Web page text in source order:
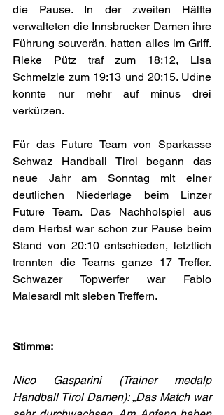
die Pause. In der zweiten Hälfte
verwalteten die Innsbrucker Damen ihre
Führung souverän, hatten alles im Griff.
Rieke Pütz traf zum 18:12, Lisa
Schmelzle zum 19:13 und 20:15. Udine
konnte nur mehr auf minus drei
verkürzen.
Für das Future Team von Sparkasse
Schwaz Handball Tirol begann das
neue Jahr am Sonntag mit einer
deutlichen Niederlage beim Linzer
Future Team. Das Nachholspiel aus
dem Herbst war schon zur Pause beim
Stand von 20:10 entschieden, letztlich
trennten die Teams ganze 17 Treffer.
Schwazer Topwerfer war Fabio
Malesardi mit sieben Treffern.
Stimme:
Nico Gasparini (Trainer medalp
Handball Tirol Damen): „Das Match war